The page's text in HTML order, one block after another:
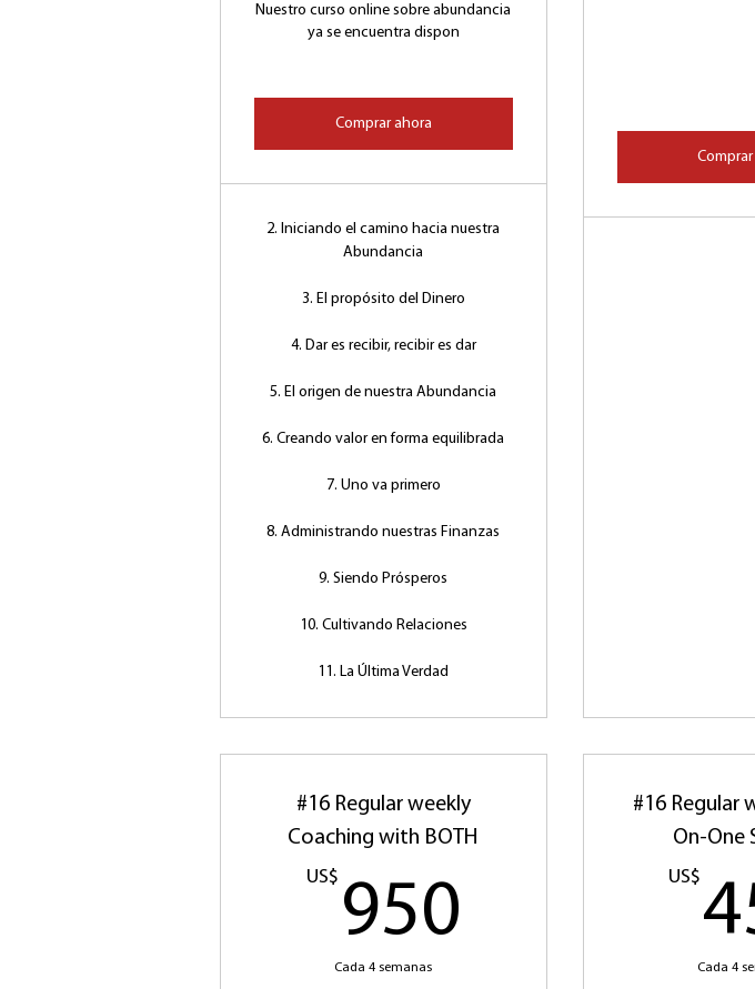
Nuestro curso online sobre abundancia
ya se encuentra dispon
Comprar ahora
2. Iniciando el camino hacia nuestra
Abundancia
3. El propósito del Dinero
4. Dar es recibir, recibir es dar
5. El origen de nuestra Abundancia
6. Creando valor en forma equilibrada
7. Uno va primero
8. Administrando nuestras Finanzas
9. Siendo Prósperos
10. Cultivando Relaciones
11. La Última Verdad
#16 Regular weekly
Coaching with BOTH
US$ 950 950US$
Cada 4 semanas
#16 Regular
On-One
US$
Cada 4